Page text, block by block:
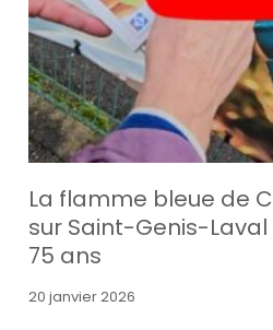
La flamme bleue de
sur Saint-Genis-
75 ans
20 janvier 2026